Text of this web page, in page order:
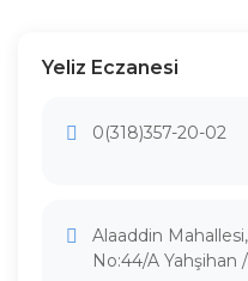
Yeliz Eczanesi
0(318)357-20-02
Alaaddin
No:44/A Yahşihan /